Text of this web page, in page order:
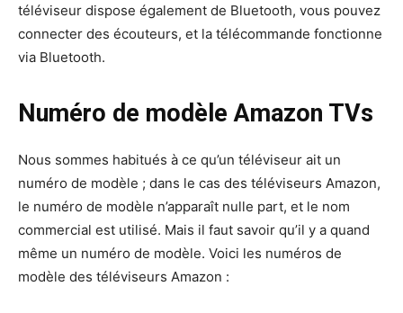
téléviseur dispose également de Bluetooth, vous pouvez
connecter des écouteurs, et la télécommande fonctionne
via Bluetooth.
Numéro de modèle Amazon TVs
Nous sommes habitués à ce qu’un téléviseur ait un
numéro de modèle ; dans le cas des téléviseurs Amazon,
le numéro de modèle n’apparaît nulle part, et le nom
commercial est utilisé. Mais il faut savoir qu’il y a quand
même un numéro de modèle. Voici les numéros de
modèle des téléviseurs Amazon :